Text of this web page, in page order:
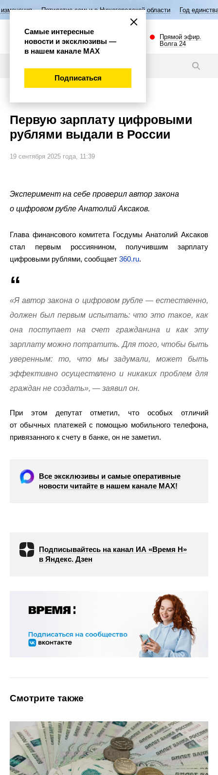
семьи в Нижегородской области Год единства народов
Прямой эфир.
Волга 24
Первую зарплату цифровыми
рублями выдали в России
19 сентября 2025 года, 11:39
Эксперимент на себе проверил автор закона
о цифровом рубле Анатолий Аксаков.
Глава финансового комитета Госдумы Анатолий Аксаков
стал первым россиянином, получившим зарплату
цифровыми рублями, сообщает 360.ru.
«Я автор закона о цифровом рубле — естественно,
должен был первым испытать: что это такое, как
она поступает на счет гражданина и как эту
зарплату можно потратить. Для того, чтобы быть
уверенным: то, что мы задумали, может быть
эффективно осуществлено и никаких проблем для
граждан не создать», — заявил он.
При этом депутат отметил, что особых отличий
от обычных платежей с помощью мобильного телефона,
привязанного к счету в банке, он не заметил.
Все эксклюзивы и самые оперативные
новости читайте в нашем канале МАХ!
Подписывайтесь на канал ИА «Время Н»
в Яндекс. Дзен
Смотрите также
Самые интересные
новости и эксклюзивы —
в нашем канале МАХ
Подписаться